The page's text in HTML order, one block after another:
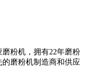
粉机，拥有22年磨粉
磨粉机制造商和供应